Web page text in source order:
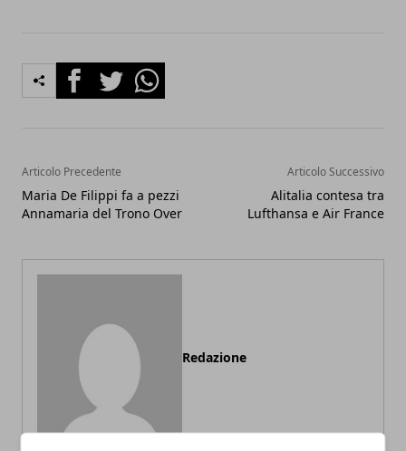
FacebookTwitterWhatsapp
Articolo Precedente
Maria De Filippi fa a pezzi
Annamaria del Trono Over
Articolo Successivo
Alitalia contesa tra
Lufthansa e Air France
Redazione